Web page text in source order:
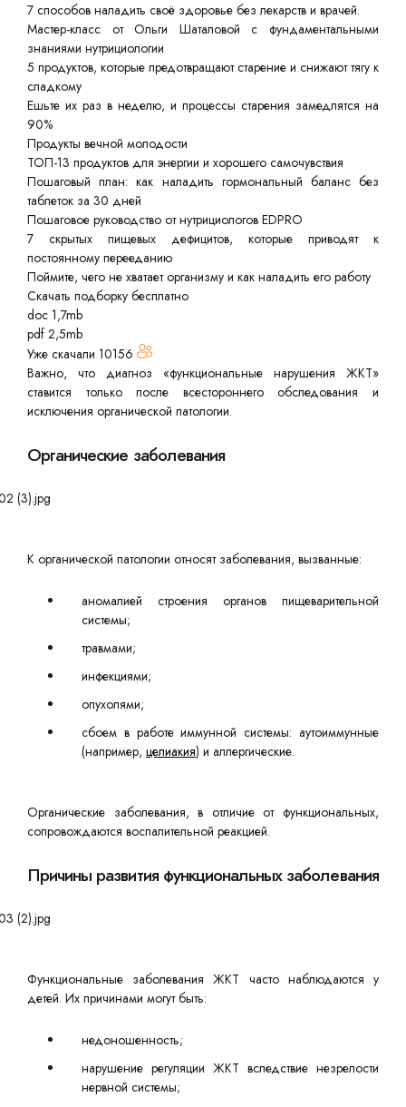
7 способов наладить своё здоровье без лекарств и врачей.
Мастер-класс от Ольги Шаталовой с фундаментальными
знаниями нутрициологии
5 продуктов, которые предотвращают старение и снижают тягу к
сладкому
Ешьте их раз в неделю, и процессы старения замедлятся на
90%
Продукты вечной молодости
ТОП-13 продуктов для энергии и хорошего самочувствия
Пошаговый план: как наладить гормональный баланс без
таблеток за 30 дней
Пошаговое руководство от нутрициологов EDPRO
7 скрытых пищевых дефицитов, которые приводят к
постоянному перееданию
Поймите, чего не хватает организму и как наладить его работу
Скачать подборку бесплатно
doc 1,7mb
pdf 2,5mb
Уже скачали 10156
Важно, что диагноз «функциональные нарушения ЖКТ»
ставится только после всестороннего обследования и
исключения органической патологии.
Органические заболевания
К органической патологии относят заболевания, вызванные:
аномалией строения органов пищеварительной
системы;
травмами;
инфекциями;
опухолями;
сбоем в работе иммунной системы: аутоиммунные
(например, целиакия) и аллергические.
Органические заболевания, в отличие от функциональных,
сопровождаются воспалительной реакцией.
Причины развития функциональных заболевания
Функциональные заболевания ЖКТ часто наблюдаются у
детей. Их причинами могут быть:
недоношенность;
нарушение регуляции ЖКТ вследствие незрелости
нервной системы;